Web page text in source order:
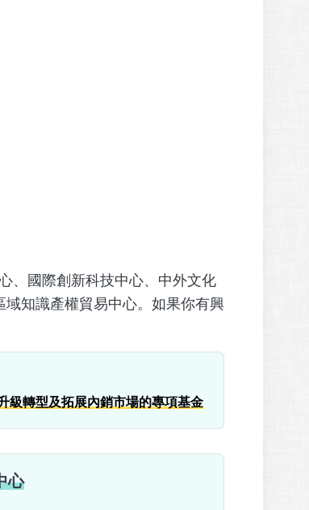
、國際創新科技中心、中外文化
知識產權貿易中心。如果你有興
級轉型及拓展內銷市場的專項基金
心